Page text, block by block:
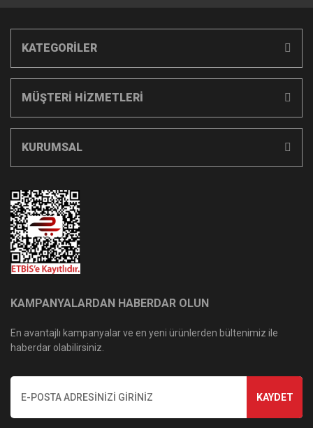
KATEGORİLER
MÜŞTERİ HİZMETLERİ
KURUMSAL
KAMPANYALARDAN HABERDAR OLUN
En avantajlı kampanyalar ve en yeni ürünlerden bültenimiz ile
haberdar olabilirsiniz.
KAYDET